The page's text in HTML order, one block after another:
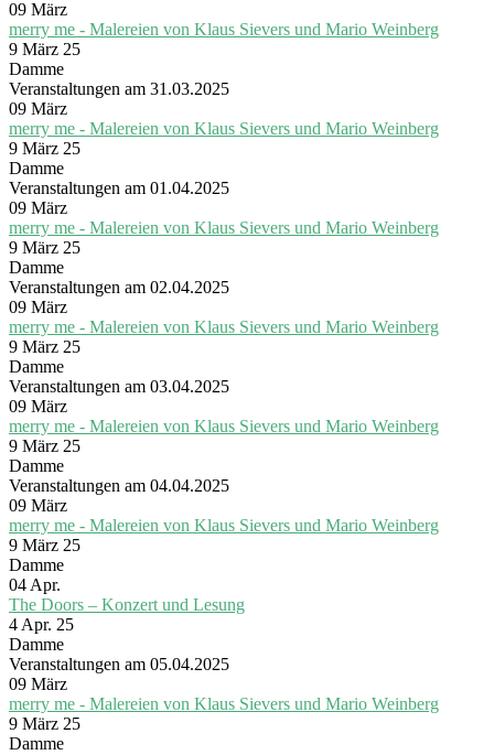
09 März
merry me - Malereien von Klaus Sievers und Mario Weinberg
9 März 25
Damme
Veranstaltungen am 31.03.2025
09 März
merry me - Malereien von Klaus Sievers und Mario Weinberg
9 März 25
Damme
Veranstaltungen am 01.04.2025
09 März
merry me - Malereien von Klaus Sievers und Mario Weinberg
9 März 25
Damme
Veranstaltungen am 02.04.2025
09 März
merry me - Malereien von Klaus Sievers und Mario Weinberg
9 März 25
Damme
Veranstaltungen am 03.04.2025
09 März
merry me - Malereien von Klaus Sievers und Mario Weinberg
9 März 25
Damme
Veranstaltungen am 04.04.2025
09 März
merry me - Malereien von Klaus Sievers und Mario Weinberg
9 März 25
Damme
04 Apr.
The Doors – Konzert und Lesung
4 Apr. 25
Damme
Veranstaltungen am 05.04.2025
09 März
merry me - Malereien von Klaus Sievers und Mario Weinberg
9 März 25
Damme